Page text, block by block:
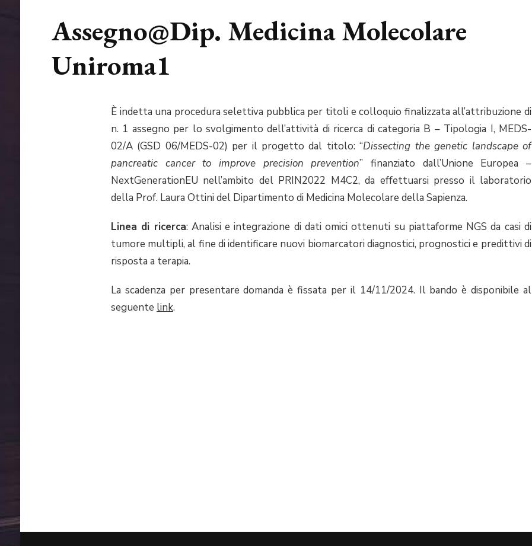
Assegno@Dip. Medicina Molecolare
Uniroma1
È indetta una procedura selettiva pubblica per titoli e colloquio finalizzata all’attribuzione di
n. 1 assegno per lo svolgimento dell’attività di ricerca di categoria B – Tipologia I, MEDS-
02/A (GSD 06/MEDS-02) per il progetto dal titolo: “Dissecting the genetic landscape of
pancreatic cancer to improve precision prevention” finanziato dall’Unione Europea –
NextGenerationEU nell’ambito del PRIN2022 M4C2, da effettuarsi presso il laboratorio
della Prof. Laura Ottini del Dipartimento di Medicina Molecolare della Sapienza.
Linea di ricerca: Analisi e integrazione di dati omici ottenuti su piattaforme NGS da casi di
tumore multipli, al fine di identificare nuovi biomarcatori diagnostici, prognostici e predittivi di
risposta a terapia.
La scadenza per presentare domanda è fissata per il 14/11/2024. Il bando è disponibile al
seguente link.